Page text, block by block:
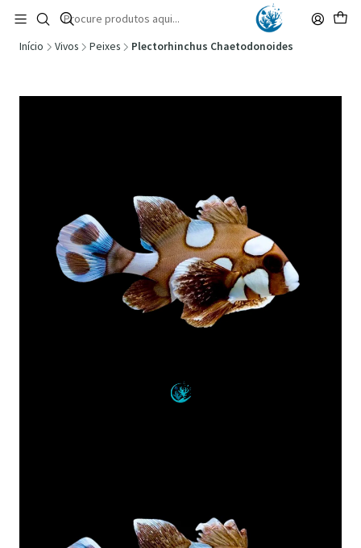
🚚 Portugal Continental: Portes Grátis desde 149,90€ (Envio extresso: 14,90€)
Ler mais
Início Vivos Peixes Plectorhinchus Chaetodonoides